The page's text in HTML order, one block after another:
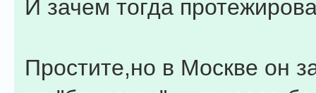
И зачем тогда
Простите,но в Москве он